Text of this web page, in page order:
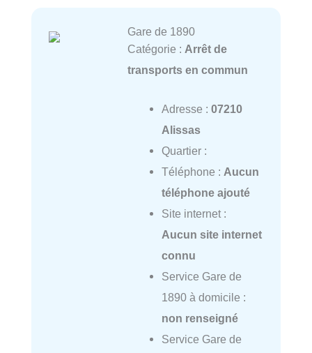
Gare de 1890
Catégorie : Arrêt de
transports en commun
Adresse : 07210
Alissas
Quartier :
Téléphone : Aucun
téléphone ajouté
Site internet :
Aucun site internet
connu
Service Gare de
1890 à domicile :
non renseigné
Service Gare de